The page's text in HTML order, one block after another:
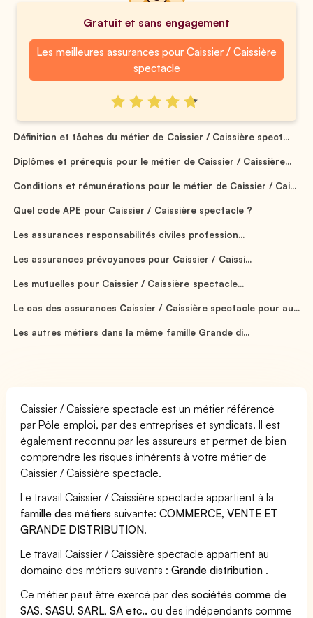
Gratuit et sans engagement
Les meilleures assurances pour Caissier / Caissière
spectacle
Définition et tâches du métier de Caissier / Caissière spect...
Diplômes et prérequis pour le métier de Caissier / Caissière...
Conditions et rémunérations pour le métier de Caissier / Cai...
Quel code APE pour Caissier / Caissière spectacle ?
Les assurances responsabilités civiles profession...
Les assurances prévoyances pour Caissier / Caissi...
Les mutuelles pour Caissier / Caissière spectacle...
Le cas des assurances Caissier / Caissière spectacle pour au...
Les autres métiers dans la même famille Grande di...
Caissier / Caissière spectacle est un métier référencé
par Pôle emploi, par des entreprises et syndicats. Il est
également reconnu par les assureurs et permet de bien
comprendre les risques inhérents à votre métier de
Caissier / Caissière spectacle.
Le travail Caissier / Caissière spectacle appartient à la
famille des métiers suivante:COMMERCE, VENTE ET
GRANDE DISTRIBUTION.
Le travail Caissier / Caissière spectacle appartient au
domaine des métiers suivants :Grande distribution .
Ce métier peut être exercé par dessociétés comme de
SAS, SASU, SARL, SA etc.. ou des indépendants comme